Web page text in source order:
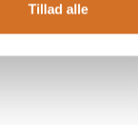
Tillad alle